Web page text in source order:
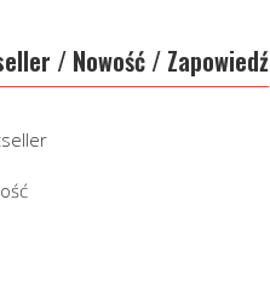
/ Nowość / Zapowiedź